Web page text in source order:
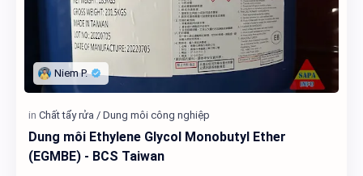
Dung môi Ethylene Glycol Monobutyl Ether
(EGMBE) - BCS Taiwan